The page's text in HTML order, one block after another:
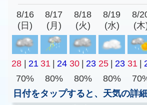
8/16
(日)
8/17
(月)
8/18
(火)
8/19
(水)
8/
(木
28 | 21 31 | 24 30 | 23 25 | 23 31 |
70%
80% 80% 80%
日付をタップすると、天気の詳